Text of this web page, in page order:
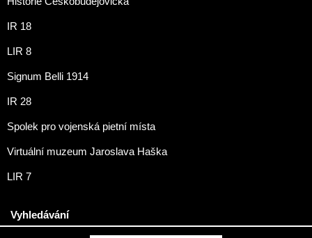
IR 18
LIR 8
Signum Belli 1914
IR 28
Spolek pro vojenská pietní místa
Virtuální muzeum Jaroslava Haška
LIR 7
Vyhledávání